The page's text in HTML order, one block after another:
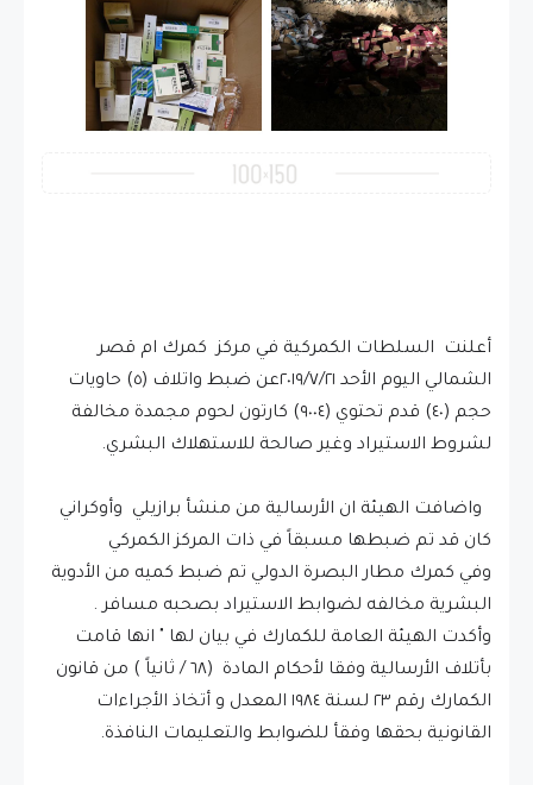
أعلنت السلطات الكمركية في مركز كمرك ام قصر
الشمالي اليوم الأحد ٢٠١٩/٧/٢١عن ضبط واتلاف (٥) حاويات
حجم (٤٠) قدم تحتوي (٩٠٠٤) كارتون لحوم مجمدة مخالفة
لشروط الاستيراد وغير صالحة للاستهلاك البشري.
واضافت الهيئة ان الأرسالية من منشأ برازيلي وأوكراني
كان قد تم ضبطها مسبقاً في ذات المركز الكمركي
وفي كمرك مطار البصرة الدولي تم ضبط كميه من الأدوية
البشرية مخالفه لضوابط الاستيراد بصحبه مسافر .
وأكدت الهيئة العامة للكمارك في بيان لها " انها قامت
بأتلاف الأرسالية وفقا لأحكام المادة (٦٨ / ثانياً ) من قانون
الكمارك رقم ٢٣ لسنة ١٩٨٤ المعدل و أتخاذ الأجراءات
القانونية بحقها وفقأ للضوابط والتعليمات النافذة.